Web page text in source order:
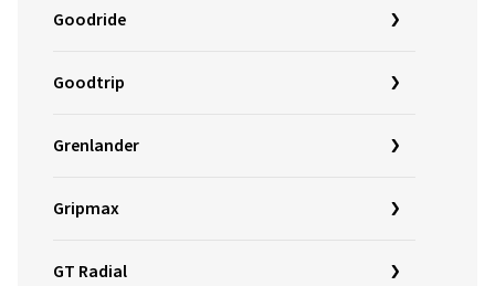
Goodride
Goodtrip
Grenlander
Gripmax
GT Radial